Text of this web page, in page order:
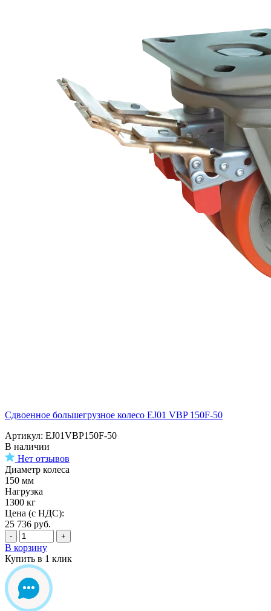
Сдвоенное большегрузное колесо EJ01 VBP 150F-50
Артикул: EJ01VBP150F-50
В наличии
Нет отзывов
Диаметр колеса
150 мм
Нагрузка
1300 кг
Цена (с НДС):
25 736 руб.
- +
В корзину
Купить в 1 клик